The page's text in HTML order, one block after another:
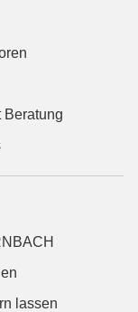
Beratung
lassen